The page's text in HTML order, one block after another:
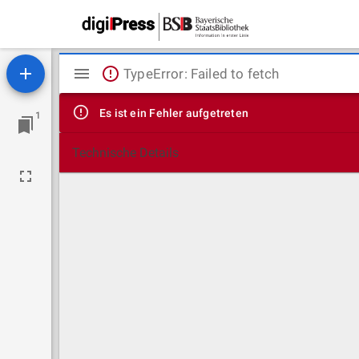
1
Mirador
Viewer
TypeError: Failed to fetch
Es ist ein Fehler aufgetreten
Technische Details